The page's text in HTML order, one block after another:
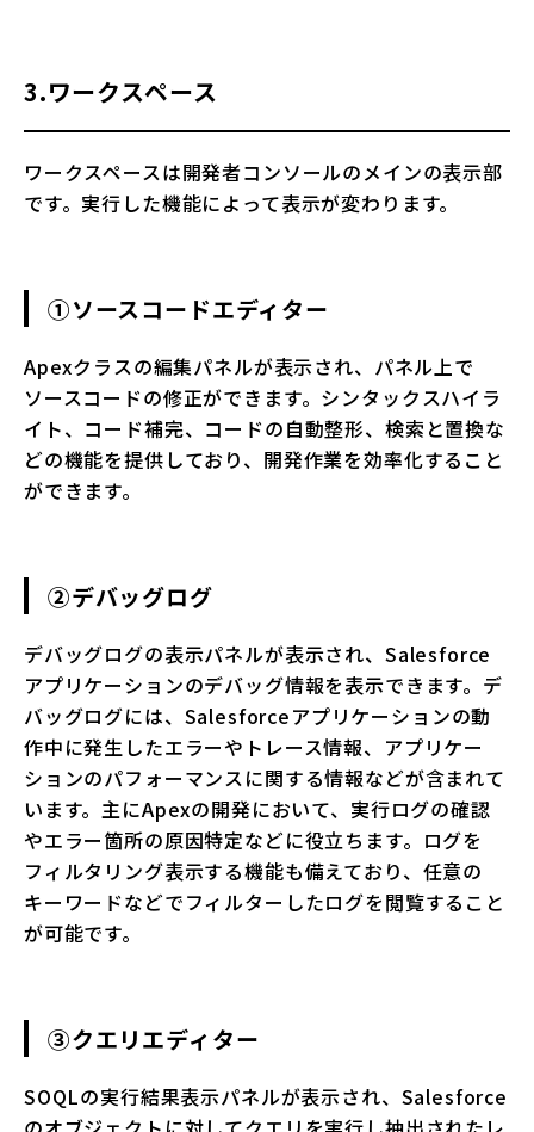
3.ワークスペース
ワークスペースは開発者コンソールのメインの表示部
です。実行した機能によって表示が変わります。
①ソースコードエディター
Apexクラスの編集パネルが表示され、パネル上で
ソースコードの修正ができます。シンタックスハイラ
イト、コード補完、コードの自動整形、検索と置換な
どの機能を提供しており、開発作業を効率化すること
ができます。
②デバッグログ
デバッグログの表示パネルが表示され、Salesforce
アプリケーションのデバッグ情報を表示できます。デ
バッグログには、Salesforceアプリケーションの動
作中に発生したエラーやトレース情報、アプリケー
ションのパフォーマンスに関する情報などが含まれて
います。主にApexの開発において、実行ログの確認
やエラー箇所の原因特定などに役立ちます。ログを
フィルタリング表示する機能も備えており、任意の
キーワードなどでフィルターしたログを閲覧すること
が可能です。
③クエリエディター
SOQLの実行結果表示パネルが表示され、Salesforce